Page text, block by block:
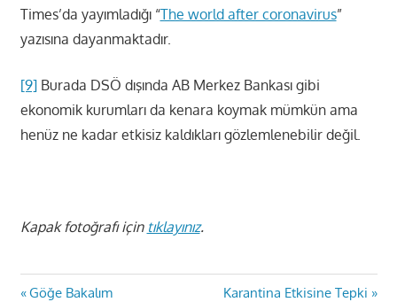
Times’da yayımladığı “The world after coronavirus”
yazısına dayanmaktadır.
[9]Burada DSÖ dışında AB Merkez Bankası gibi
ekonomik kurumları da kenara koymak mümkün ama
henüz ne kadar etkisiz kaldıkları gözlemlenebilir değil.
Kapak fotoğrafı için tıklayınız.
Previous
Göğe Bakalım Next
Karantina Etkisine Tepki